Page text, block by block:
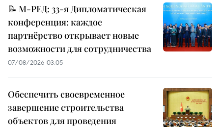
📝 М-РЕД: 33-я Дипломатическая
конференция: каждое
партнёрство открывает новые
возможности для сотрудничества
07/08/2026 03:05
Обеспечить своевременное
завершение строительства
объектов для проведения